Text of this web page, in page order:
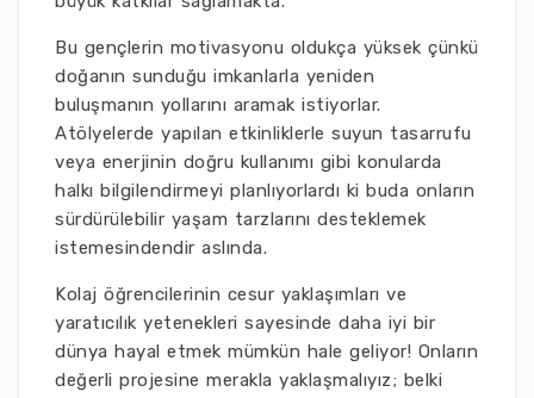
Bu gençlerin motivasyonu oldukça yüksek çünkü
doğanın sunduğu imkanlarla yeniden
buluşmanın yollarını aramak istiyorlar.
Atölyelerde yapılan etkinliklerle suyun tasarrufu
veya enerjinin doğru kullanımı gibi konularda
halkı bilgilendirmeyi planlıyorlardı ki buda onların
sürdürülebilir yaşam tarzlarını desteklemek
istemesindendir aslında.
Kolaj öğrencilerinin cesur yaklaşımları ve
yaratıcılık yetenekleri sayesinde daha iyi bir
dünya hayal etmek mümkün hale geliyor! Onların
değerli projesine merakla yaklaşmalıyız; belki